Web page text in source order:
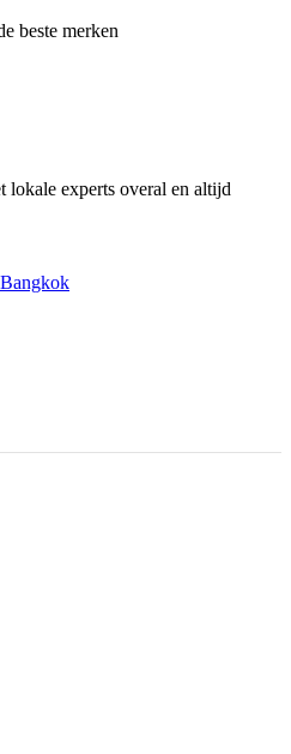
beste merken
lokale experts overal en altijd